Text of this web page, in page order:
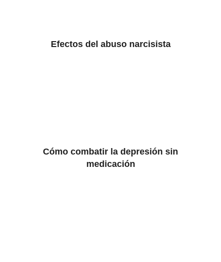
Efectos del abuso narcisista
Cómo combatir la depresión sin
medicación